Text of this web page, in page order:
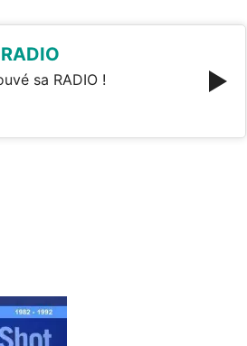
sa RADIO !